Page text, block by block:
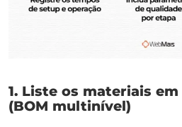
1. Liste os materiais
(BOM multinível)